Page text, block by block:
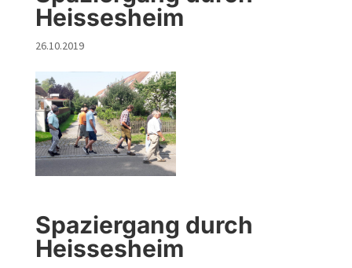
Heissesheim
26.10.2019
Spaziergang durch
Heissesheim